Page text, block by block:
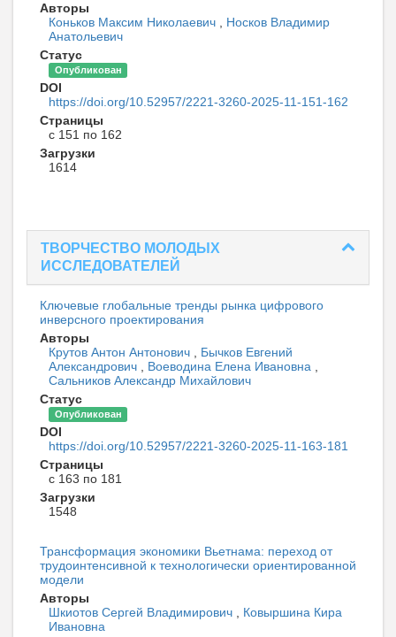
Авторы
Коньков Максим Николаевич
Носков Владимир
Анатольевич
Статус
Опубликован
DOI
https://doi.org/10.52957/2221-3260-2025-11-151-162
Страницы
с 151 по 162
Загрузки
1614
ТВОРЧЕСТВО МОЛОДЫХ
ИССЛЕДОВАТЕЛЕЙ
Ключевые глобальные тренды рынка цифрового
инверсного проектирования
Авторы
Крутов Антон Антонович
Бычков Евгений
Александрович
Воеводина Елена Ивановна
Сальников Александр Михайлович
Статус
Опубликован
DOI
https://doi.org/10.52957/2221-3260-2025-11-163-181
Страницы
с 163 по 181
Загрузки
1548
Трансформация экономики Вьетнама: переход от
трудоинтенсивной к технологически ориентированной
модели
Авторы
Шкиотов Сергей Владимирович
Ковыршина Кира
Ивановна